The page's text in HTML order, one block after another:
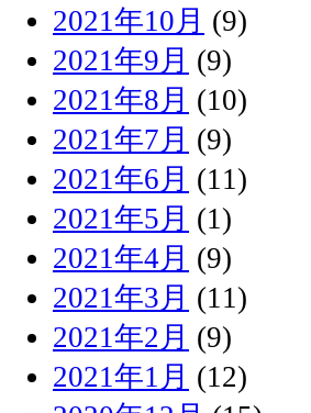
2021年10月 (9)
2021年9月 (9)
2021年8月 (10)
2021年7月 (9)
2021年6月 (11)
2021年5月 (1)
2021年4月 (9)
2021年3月 (11)
2021年2月 (9)
2021年1月 (12)